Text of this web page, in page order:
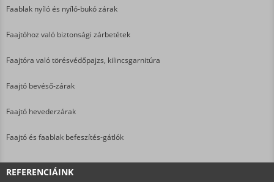
Faablak nyíló és nyíló-bukó zárak
Faajtóhoz való biztonsági zárbetétek
Faajtóra való törésvédőpajzs, kilincsgarnitúra
Faajtó bevéső-zárak
Faajtó hevederzárak
Faajtó és faablak befeszítés-gátlók
REFERENCIÁINK